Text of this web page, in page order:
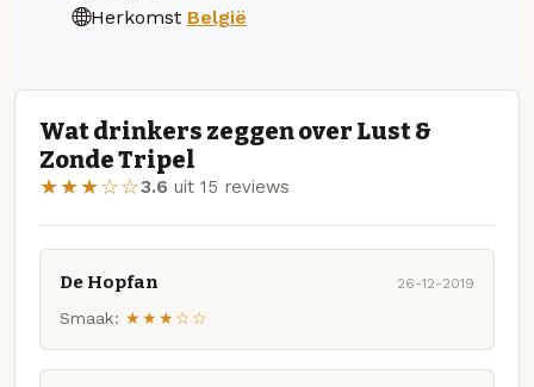
Herkomst België
Wat drinkers zeggen over Lust &
Zonde Tripel
★★★☆☆3.6 uit 15 reviews
De Hopfan 26-12-2019
Smaak: ★★★☆☆